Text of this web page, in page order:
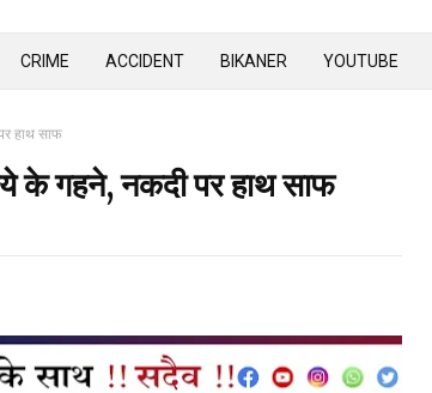
CRIME ACCIDENT BIKANER YOUTUBE
हाथ साफ
के गहने, नकदी पर हाथ साफ